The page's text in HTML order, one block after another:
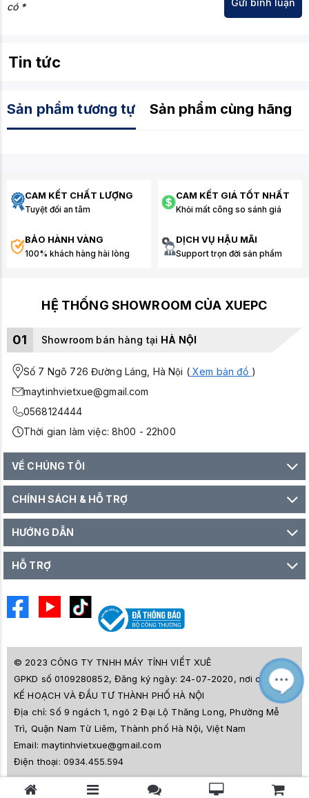
có *
Tin tức
Sản phẩm tương tự Sản phẩm cùng hãng
CAM KẾT CHẤT LƯỢNG
Tuyệt đối an tâm
CAM KẾT GIÁ TỐT NHẤT
Khỏi mất công so sánh giá
BẢO HÀNH VÀNG
100% khách hàng hài lòng
DỊCH VỤ HẬU MÃI
Support trọn đời sản phẩm
HỆ THỐNG SHOWROOM CỦA XUEPC
01 Showroom bán hàng tại HÀ NỘI
Số 7 Ngõ 726 Đường Láng, Hà Nội (Xem bản đồ )
maytinhvietxue@gmail.com
0568124444
Thời gian làm việc: 8h00 - 22h00
VỀ CHÚNG TÔI
CHÍNH SÁCH & HỖ TRỢ
HƯỚNG DẪN
HỖ TRỢ
© 2023 CÔNG TY TNHH MÁY TÍNH VIẾT XUÊ
GPKD số 0109280852, Đăng ký ngày: 24-07-2020, nơi cấp SỞ
KẾ HOẠCH VÀ ĐẦU TƯ THÀNH PHỐ HÀ NỘI
Địa chỉ:Số 9 ngách 1, ngõ 2 Đại Lộ Thăng Long, Phường Mễ
Trì, Quận Nam Từ Liêm, Thành phố Hà Nội, Việt Nam
Email:maytinhvietxue@gmail.com
Điện thoại: 0934.455.594